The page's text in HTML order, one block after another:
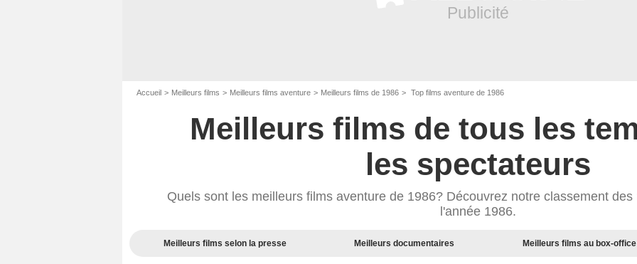
Accueil Meilleurs films Meilleurs films aventure Meilleurs films de 1986 Top films aventure de 1986
Meilleurs films de tous les
les spectateurs
Quels sont les meilleurs films aventure de 1986? Découvrez notre classement
l'année 1986.
Meilleurs films selon la presse Meilleurs documentaires Meilleurs films au box-office